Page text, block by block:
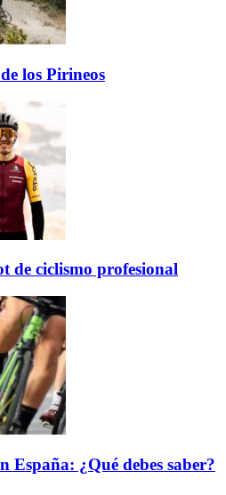
los Pirineos
de ciclismo profesional
España: ¿Qué debes saber?